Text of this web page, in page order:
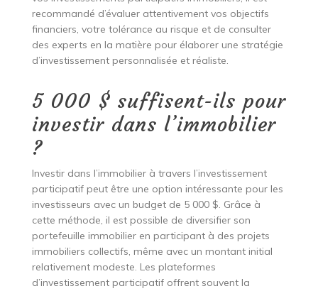
recommandé d’évaluer attentivement vos objectifs
financiers, votre tolérance au risque et de consulter
des experts en la matière pour élaborer une stratégie
d’investissement personnalisée et réaliste.
5 000 $ suffisent-ils pour
investir dans l’immobilier
?
Investir dans l’immobilier à travers l’investissement
participatif peut être une option intéressante pour les
investisseurs avec un budget de 5 000 $. Grâce à
cette méthode, il est possible de diversifier son
portefeuille immobilier en participant à des projets
immobiliers collectifs, même avec un montant initial
relativement modeste. Les plateformes
d’investissement participatif offrent souvent la